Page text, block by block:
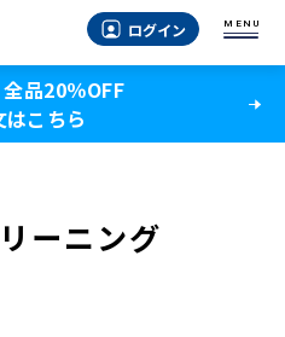
ログイン MENU
品20％OFF
はこちら
ーニング